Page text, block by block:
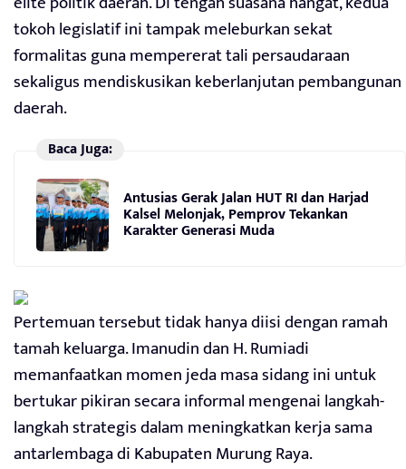
tokoh legislatif ini tampak meleburkan sekat
formalitas guna mempererat tali persaudaraan
sekaligus mendiskusikan keberlanjutan pembangunan
daerah.
Baca Juga:
Antusias Gerak Jalan HUT RI dan Harjad
Kalsel Melonjak, Pemprov Tekankan
Karakter Generasi Muda
Pertemuan tersebut tidak hanya diisi dengan ramah
tamah keluarga. Imanudin dan H. Rumiadi
memanfaatkan momen jeda masa sidang ini untuk
bertukar pikiran secara informal mengenai langkah-
langkah strategis dalam meningkatkan kerja sama
antarlembaga di Kabupaten Murung Raya.